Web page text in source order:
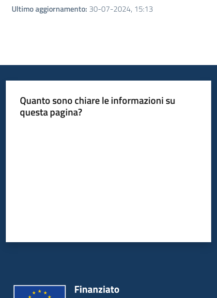
Ultimo aggiornamento: 30-07-2024, 15:13
Quanto sono chiare le informazioni su
questa pagina?